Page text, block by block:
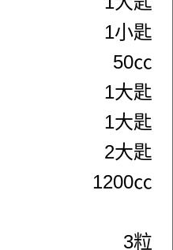
1小匙
50㏄
1大匙
1大匙
2大匙
1200㏄
3粒